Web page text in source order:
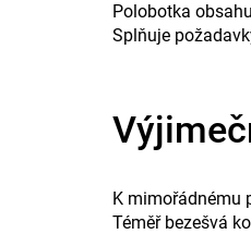
Polobotka
Splňuje
K mimořádnému
Téměř bezešvá